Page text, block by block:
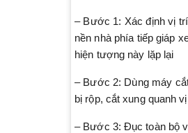
– Bước 1: Xác định vị
nền nhà phía tiếp giáp
hiện tượng này lặp lại
– Bước 2: Dùng máy
bị rộp, cắt xung quanh
– Bước 3: Đục toàn bộ